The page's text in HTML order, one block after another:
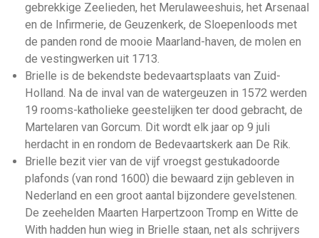
gebrekkige Zeelieden, het Merulaweeshuis, het Arsenaal
en de Infirmerie, de Geuzenkerk, de Sloepenloods met
de panden rond de mooie Maarland-haven, de molen en
de vestingwerken uit 1713.
Brielle is de bekendste bedevaartsplaats van Zuid-
Holland. Na de inval van de watergeuzen in 1572 werden
19 rooms-katholieke geestelijken ter dood gebracht, de
Martelaren van Gorcum. Dit wordt elk jaar op 9 juli
herdacht in en rondom de Bedevaartskerk aan De Rik.
Brielle bezit vier van de vijf vroegst gestukadoorde
plafonds (van rond 1600) die bewaard zijn gebleven in
Nederland en een groot aantal bijzondere gevelstenen.
De zeehelden Maarten Harpertzoon Tromp en Witte de
With hadden hun wieg in Brielle staan, net als schrijvers